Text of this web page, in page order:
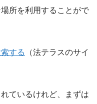
所を利用することがで
する
（法テラスのサイ
ているけれど、まずは